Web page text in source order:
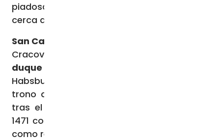
piadosamente en la ciudad de Grodno,
cerca de Vilna, en Lituania (1484)».
San Casimiro
Cracovia. Fue
duque de Lituania
Habsburgo. A los 13 años fue aspirante al
trono de
tras el fracaso de la campaña militar de
1471 contra
como rey legítimo (de 1458 a 1490). A partir